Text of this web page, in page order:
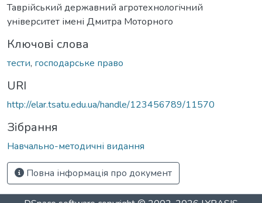
Таврійський державний агротехнологічний
університет імені Дмитра Моторного
Ключові слова
тести, господарське право
URI
http://elar.tsatu.edu.ua/handle/123456789/11570
Зібрання
Навчально-методичні видання
Повна інформація про документ